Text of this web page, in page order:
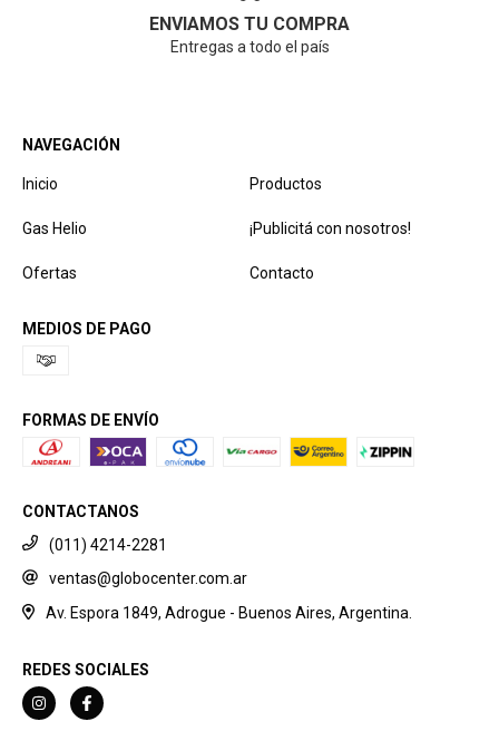
ENVIAMOS TU COMPRA
Entregas a todo el país
NAVEGACIÓN
Inicio Productos
Gas Helio ¡Publicitá con nosotros!
Ofertas Contacto
MEDIOS DE PAGO
FORMAS DE ENVÍO
CONTACTANOS
(011) 4214-2281
ventas@globocenter.com.ar
Av. Espora 1849, Adrogue - Buenos Aires, Argentina.
REDES SOCIALES